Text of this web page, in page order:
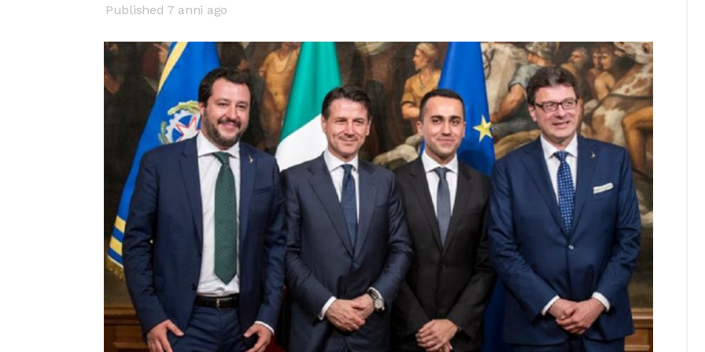
Published 7 anni ago